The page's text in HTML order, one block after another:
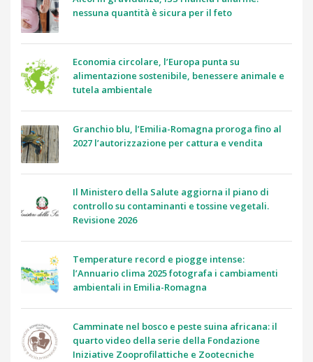
nessuna quantità è sicura per il feto
Economia circolare, l’Europa punta su
alimentazione sostenibile, benessere animale e
tutela ambientale
Granchio blu, l’Emilia-Romagna proroga fino al
2027 l’autorizzazione per cattura e vendita
Il Ministero della Salute aggiorna il piano di
controllo su contaminanti e tossine vegetali.
Revisione 2026
Temperature record e piogge intense:
l’Annuario clima 2025 fotografa i cambiamenti
ambientali in Emilia-Romagna
Camminate nel bosco e peste suina africana: il
quarto video della serie della Fondazione
Iniziative Zooprofilattiche e Zootecniche